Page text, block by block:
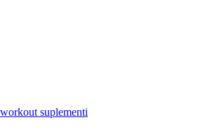
suplementi